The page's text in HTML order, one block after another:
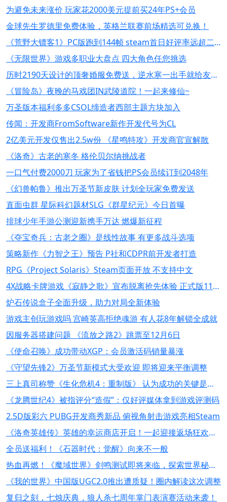
为避免未来涨价 玩家花2000美元提前买24年PS+会员
金球先生罗德里免费体验，英格兰联赛前场精选可兑换！
《荒野大镖客1》PC版跑到144帧 steam首日好评率远超二代
《无限世界》游戏多职业大盘点 四大角色任您挑选
历时2190天设计的顶奢婚服免费送，逆水寒一出手就给友商上压力了？
《冒险岛》夜晚的马戏团IN武陵道院！一起来修仙~
万圣版本福利多多CSOL缔造者西部主题方块加入
传闻：开发商FromSoftware新作开发代号为CL
2亿美元开发仅售出2.5w份 《星鸣特攻》开发商官宣解散
《洛奇》古老的寒冬 格伦贝尔纳挑战者
一口气付费2000刀 玩家为了省钱把PS会员续订到2048年
《幻兽帕鲁》推出万圣节新皮肤 计划全玩家免费发送
直面虫群 星际科幻题材SLG《群星纪元》今日首曝
排球少年手游公测迎新携手万达 燃爆新征程
《夺宝奇兵：古老之圈》是线性故事 有更多战斗选项
策略新作《力智之王》预告 P社和CDPR前开发者打造
RPG《Project Solaris》Steam页面开放 不支持中文
4X战略卡牌游戏《寂静之歌》宣布脱离抢先体验 正式版11月13日多平台发售
炉石传说盒子全面升级，助力对局全新体验
游戏主创玩游戏吗 宫崎英高拒绝魂游 有人花8年解锁全成就
因服务器搭建问题 《流放之路2》跳票至12月6日
《使命召唤》成功带动XGP：会员激活码销量暴涨
《守望先锋2》万圣节新模式大受欢迎 即将迎来平衡调整
三上真司称赞《生化危机4：重制版》 认为成功的关键是了解原作的精髓
《龙腾世纪4》被指评分“造假”：仅好评媒体拿到游戏评测码
2.5D版彩六 PUBG开发商秀新品 俯视角射击游戏亮相Steam
《洛奇英雄传》英雄的幸运商店开启！一起迎接返场狂欢吧！
全员送福利！《石器时代：觉醒》向来不一般
热血再燃！《魔域世界》剑鸣测试即将来临，探索世界秘辛，畅享魔域乐趣！
《我的世界》中国版UGC2.0推出遭质疑！圈内解读这次调整
复归之刻，七烛庆典，狼人杀七周年掌门表演赛活动来袭！